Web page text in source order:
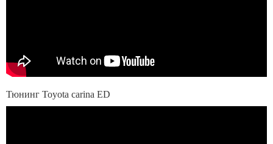
Тюнинг Toyota carina ED